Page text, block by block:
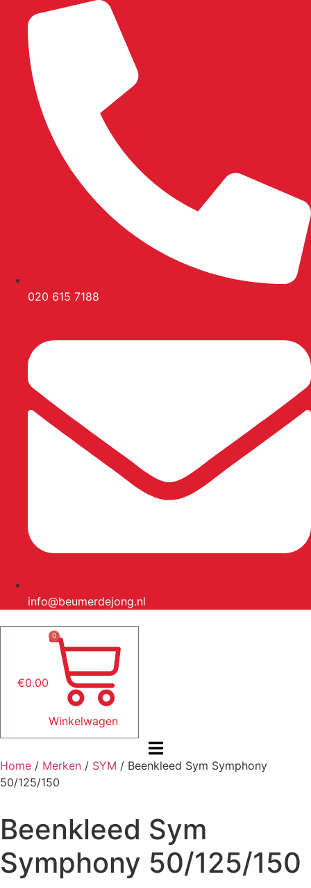
inhoud
020 615 7188
info@beumerdejong.nl
€0.00
0
Winkelwagen
Home / Merken / SYM / Beenkleed Sym Symphony
50/125/150
Beenkleed Sym
Symphony 50/125/150